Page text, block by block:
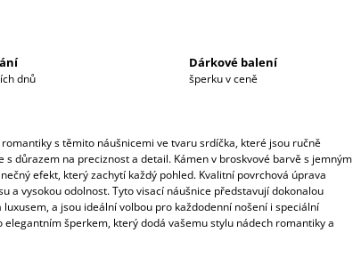
dnů
Dárkové balení
šperku v ceně
s těmito náušnicemi ve tvaru srdíčka, které jsou ručně
s důrazem na preciznost a detail. Kámen v broskvové barvě s jemným
efekt, který zachytí každý pohled. Kvalitní povrchová úprava
a vysokou odolnost. Tyto visací náušnice představují dokonalou
a jsou ideální volbou pro každodenní nošení i speciální
šperkem, který dodá vašemu stylu nádech romantiky a